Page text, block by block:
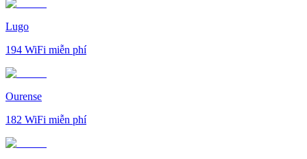
Lugo
194 WiFi miễn phí
Ourense
182 WiFi miễn phí